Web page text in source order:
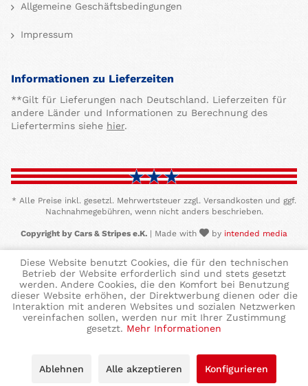
Allgemeine Geschäftsbedingungen
Impressum
Informationen zu Lieferzeiten
**Gilt für Lieferungen nach Deutschland. Lieferzeiten für
andere Länder und Informationen zu Berechnung des
Liefertermins siehe hier.
* Alle Preise inkl. gesetzl. Mehrwertsteuer zzgl. Versandkosten und ggf.
Nachnahmegebühren, wenn nicht anders beschrieben.
Copyright by Cars & Stripes e.K. | Made with by intended media
Diese Website benutzt Cookies, die für den technischen
Betrieb der Website erforderlich sind und stets gesetzt
werden. Andere Cookies, die den Komfort bei Benutzung
dieser Website erhöhen, der Direktwerbung dienen oder die
Interaktion mit anderen Websites und sozialen Netzwerken
vereinfachen sollen, werden nur mit Ihrer Zustimmung
gesetzt. Mehr Informationen
Ablehnen Alle akzeptieren Konfigurieren